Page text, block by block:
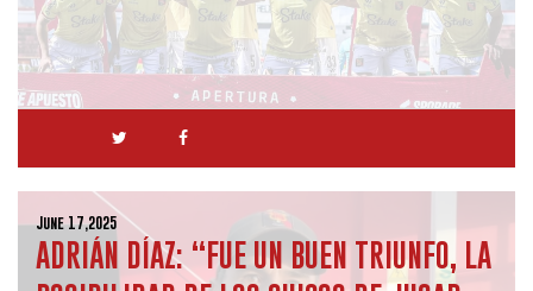
June 17,2025
ADRIÁN DÍAZ: “FUE UN BUEN TRIUNFO, LA